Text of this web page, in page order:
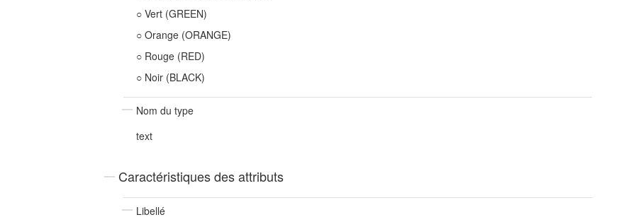
○ Vert (GREEN)
○ Orange (ORANGE)
○ Rouge (RED)
○ Noir (BLACK)
Nom du type
text
Caractéristiques des attributs
Libellé